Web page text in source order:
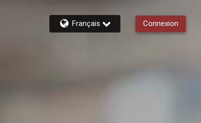
Français Connexion